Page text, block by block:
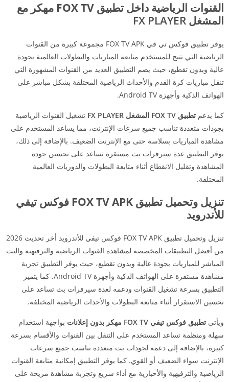
القنوات الرياضية داخل تطبيق FOX TV مهكر
مع
المشغل FX PLAYER
يوفر تطبيق فوكس تي في FOX TV APK مجموعة كبيرة من القنوات
الرياضية التي تتيح للمستخدم متابعة المباريات والبطولات العالمية بجودة
عالية وبدون تقطيع، حيث يضم التطبيق العديد من القنوات المشهورة التي
تنقل مباريات كرة القدم والأحداث الرياضية المختلفة بشكل مباشر على
الهواتف الذكية وأجهزة Android TV.
كما يدعم تطبيق FOX TV المشغل FX PLAYER
تشغيل القنوات الرياضية
بجودات متعددة تناسب جميع سرعات الإنترنت، مما يساعد المستخدم على
مشاهدة المباريات بسلاسة حتى مع الإنترنت الضعيف. بالإضافة إلى ذلك،
يوفر التطبيق عدة سيرفرات بث مستقرة تساعد على تحسين جودة
المشاهدة وتقليل الانقطاع أثناء متابعة البطولات والدوريات العالمية
المختلفة.
تنزيل وتحميل تطبيق FOX TV APK فوكس تيفي
للأندرويد
تنزيل وتحميل تطبيق FOX TV APK فوكس تيفي للأندرويد أخر تحديث 2026
من أفضل التطبيقات المخصصة لمشاهدة القنوات الرياضية والترفيهية والبث
المباشر للمباريات بجودة عالية وبدون تقطيع، حيث يوفر التطبيق تجربة
مشاهدة مستقرة على الهواتف الذكية وأجهزة Android TV. كما يتميز
التطبيق بسرعة تشغيل القنوات ودعمه لعدة سيرفرات بث تساعد على
تحسين الاستقرار أثناء متابعة البطولات والأحداث الرياضية المختلفة.
ويأتي تطبيق فوكس تيفي FOX TV مهكر بدون إعلانات
بواجهة استخدام
سهلة ومنظمة تساعد المستخدم على التنقل بين القنوات والأقسام بسرعة
كبيرة، بالإضافة إلى دعمه لجودات بث متعددة تناسب جميع سرعات
الإنترنت سواء الضعيف أو القوي. كما يوفر التطبيق إمكانية متابعة القنوات
الرياضية والترفيهية والأخبارية مع أداء سريع وتجربة مشاهدة مريحة على